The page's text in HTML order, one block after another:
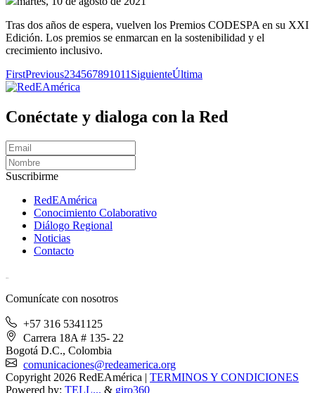
Tras dos años de espera, vuelven los Premios CODESPA en su XXI
Edición. Los premios se enmarcan en la sostenibilidad y el
crecimiento inclusivo.
FirstPrevious234567891011 SiguienteÚltima
Conéctate y dialoga con la Red
Suscribirme
RedEAmérica
Conocimiento Colaborativo
Diálogo Regional
Noticias
Contacto
Comunícate con nosotros
+57 316 5341125
Carrera 18A # 135- 22
Bogotá D.C., Colombia
comunicaciones@redeamerica.org
Copyright 2026 RedEAmérica | TERMINOS Y CONDICIONES
Powered by: TELL... & giro360